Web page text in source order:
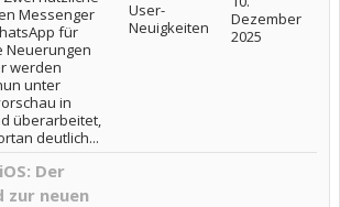
Messenger
für
Neuerungen
werden
unter
in
überarbeitet,
deutlich...
User-
Neuigkeiten
Dezember
2025
Der
neuen